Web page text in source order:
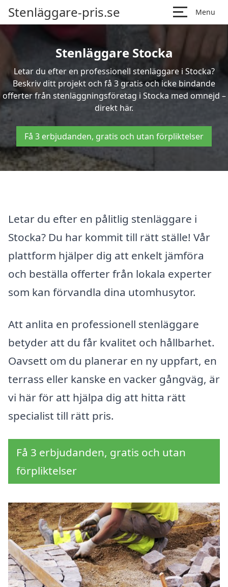
Stenläggare-pris.se Menu
Stenläggare Stocka
Letar du efter en professionell stenläggare i Stocka?
Beskriv ditt projekt och få 3 gratis och icke bindande
offerter från stenläggningsföretag i Stocka med omnejd –
direkt här.
Få 3 erbjudanden, gratis och utan förpliktelser
Letar du efter en pålitlig stenläggare i
Stocka? Du har kommit till rätt ställe! Vår
plattform hjälper dig att enkelt jämföra
och beställa offerter från lokala experter
som kan förvandla dina utomhusytor.
Att anlita en professionell stenläggare
betyder att du får kvalitet och hållbarhet.
Oavsett om du planerar en ny uppfart, en
terrass eller kanske en vacker gångväg, är
vi här för att hjälpa dig att hitta rätt
specialist till rätt pris.
Få 3 erbjudanden, gratis och utan
förpliktelser